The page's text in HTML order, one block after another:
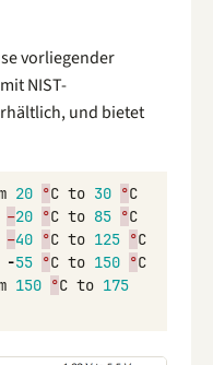
vorliegender
NIST-
und bietet
20 °C to 30 °C
–20 °C to 85 °C
–40 °C to 125 °C
-55 °C to 150 °C
150 °C to 175